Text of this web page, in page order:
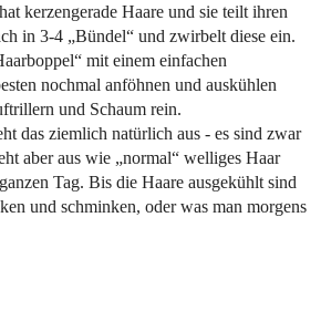
kerzengerade Haare und sie teilt ihren
in 3-4 „Bündel“ und zwirbelt diese ein.
mit einem einfachen
nochmal anföhnen und auskühlen
und Schaum rein.
das ziemlich natürlich aus - es sind zwar
aber aus wie „normal“ welliges Haar
Tag. Bis die Haare ausgekühlt sind
und schminken, oder was man morgens